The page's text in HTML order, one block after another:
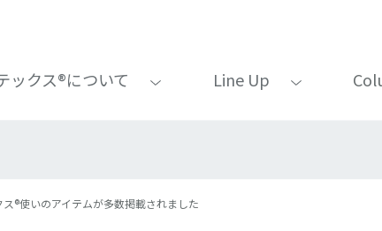
ックス®について Line Up
®使いのアイテムが多数掲載されました